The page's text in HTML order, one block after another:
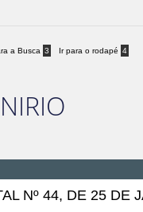
a Busca 3 Ir para o rodapé 4
Nº 44, DE 25 DE